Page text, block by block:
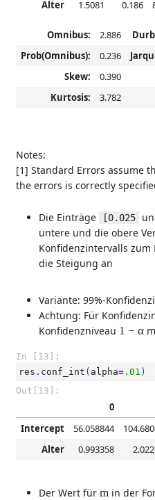
Alter 1.5081 0.186
Omnibus: 2.886
Prob(Omnibus):
0.236
Skew:
0.390
Kurtosis:
3.782
Notes:
[1] Standard Errors assume
the errors is correctly
Die Einträge [0.025
untere und die obere
Konfidenzintervalls
die Steigung an
Variante: 99%-
Achtung: Für
Konfidenzniveau 1 − α
1 −α
In [13]:
res . conf_int ( alpha= .01 )
Out[13]:
0
Intercept
56.058844
Alter
0.993358
Der Wert für m
m in der